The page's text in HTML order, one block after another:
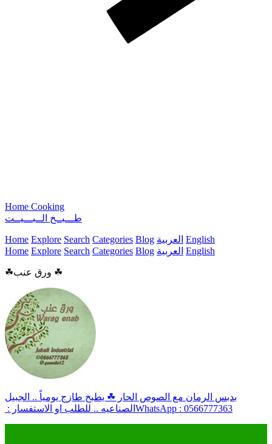
Home Cooking
طـــبــخ الــبـــيــت
Home Explore Search Categories Blog العربية English
Home Explore Search Categories Blog العربية English
☘ورق عنب ☘
بدبس الرمان مع الصوص الحار ☘ يطبخ طازج يومياً .. الجبيل
الصناعيه .. للطلب او الاستفسار : ‏WhatsApp : 0566777363